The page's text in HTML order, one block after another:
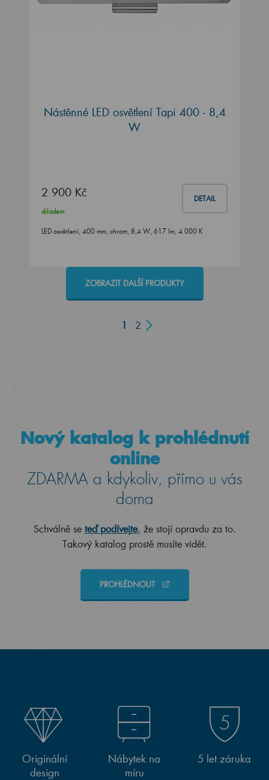
Nástěnné LED osvětlení Tapi 400 - 8,4
W
2 900 Kč DETAIL
skladem
LED osvětlení, 400 mm, chrom, 8,4 W, 617 lm, 4 000 K
ZOBRAZIT DALŠÍ PRODUKTY
1 2
Nový katalog k prohlédnutí
online
ZDARMA a kdykoliv, přímo u vás
doma
Schválně se teď podívejte, že stojí opravdu za to.
Takový katalog prostě musíte vidět.
PROHLÉDNOUT
Originální
design
Nábytek na
míru
5 let záruka